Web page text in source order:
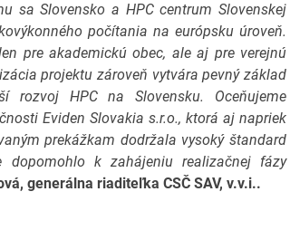
sa Slovensko a HPC centrum Slovenskej
počítania na európsku úroveň.
pre akademickú obec, ale aj pre verejnú
projektu zároveň vytvára pevný základ
rozvoj HPC na Slovensku. Oceňujeme
Eviden Slovakia s.r.o., ktorá aj napriek
prekážkam dodržala vysoký štandard
k zahájeniu realizačnej fázy
generálna riaditeľka CSČ SAV, v.v.i..